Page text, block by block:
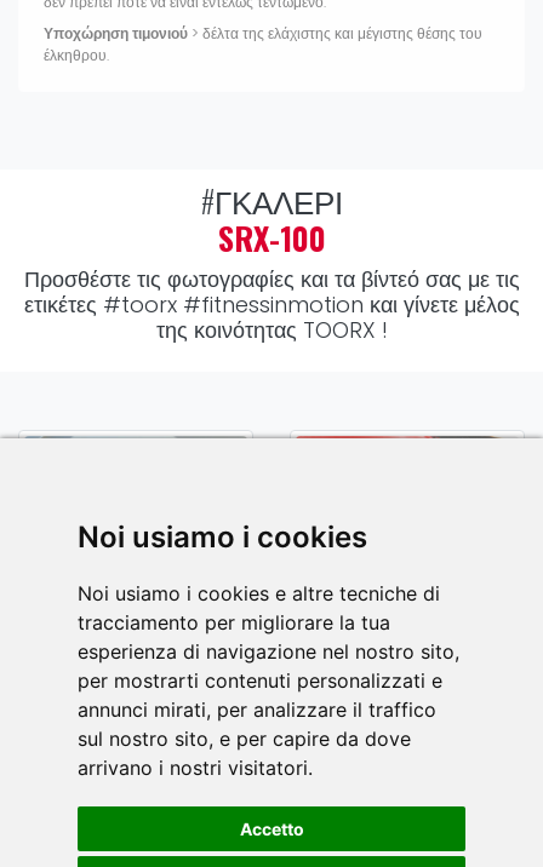
Noi usiamo i cookies
Noi usiamo i cookies e altre tecniche di
tracciamento per migliorare la tua
esperienza di navigazione nel nostro sito,
per mostrarti contenuti personalizzati e
annunci mirati, per analizzare il traffico
sul nostro sito, e per capire da dove
arrivano i nostri visitatori.
Accetto
Υποχώρηση τιμονιού > δέλτα της ελάχιστης και μέγιστης θέσης του
έλκηθρου.
#ΓΚΑΛΕΡΊ
SRX-100
Προσθέστε τις φωτογραφίες και τα βίντεό σας με τις
ετικέτες #toorx #fitnessinmotion και γίνετε μέλος
της κοινότητας TOORX !